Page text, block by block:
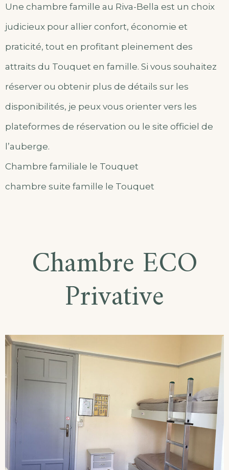
Une chambre famille au Riva-Bella est un choix
judicieux pour allier confort, économie et
praticité, tout en profitant pleinement des
attraits du Touquet en famille. Si vous souhaitez
réserver ou obtenir plus de détails sur les
disponibilités, je peux vous orienter vers les
plateformes de réservation ou le site officiel de
l’auberge.
Chambre familiale le Touquet
chambre suite famille le Touquet
Chambre ECO
Privative